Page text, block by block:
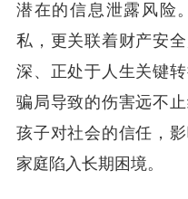
潜在的信息泄露风险
私，更关联着财产安
深、正处于人生关键
骗局导致的伤害远不
孩子对社会的信任，
家庭陷入长期困境。